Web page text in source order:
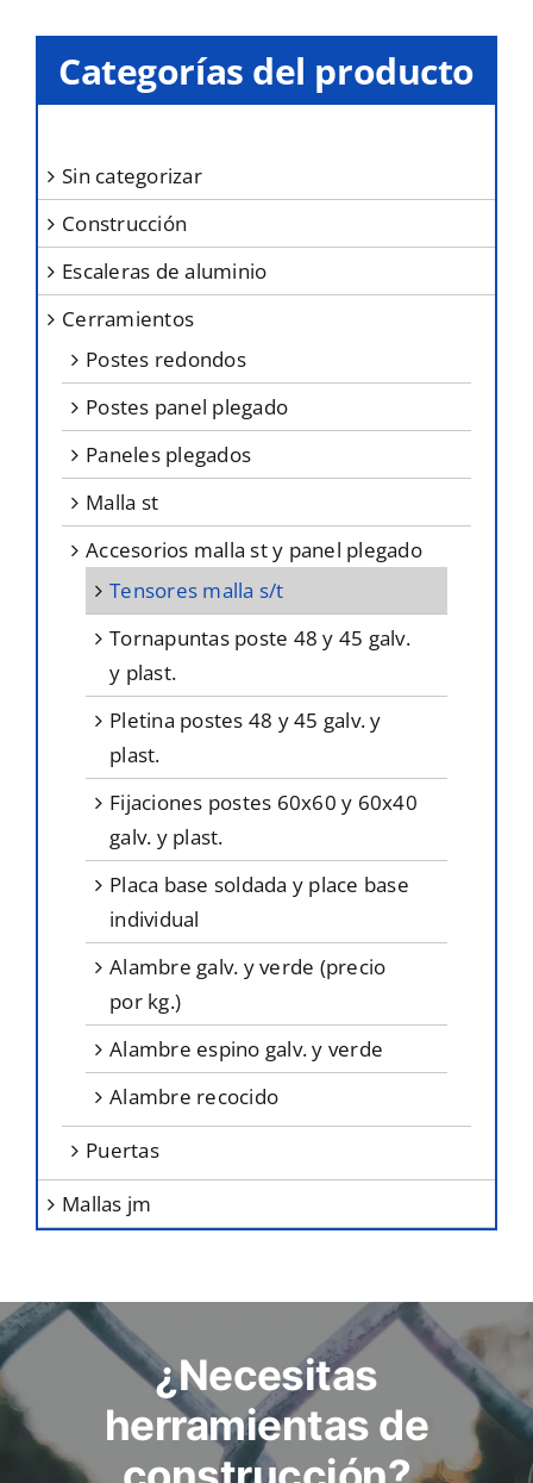
se
en
la
página
de
producto
Categorías del producto
sin categorizar
construcción
escaleras de aluminio
cerramientos
postes redondos
postes panel plegado
paneles plegados
malla st
accesorios malla st y panel plegado
tensores malla s/t
tornapuntas poste 48 y 45 galv.
y plast.
pletina postes 48 y 45 galv. y
plast.
fijaciones postes 60x60 y 60x40
galv. y plast.
placa base soldada y place base
individual
alambre galv. y verde (precio
por kg.)
alambre espino galv. y verde
alambre recocido
puertas
mallas jm
¿Necesitas
herramientas de